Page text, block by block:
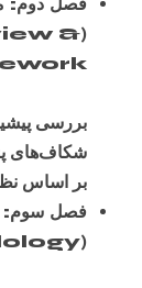
&
بررسی
شکاف‌های
بر اساس
فصل سوم:
(Methodology)